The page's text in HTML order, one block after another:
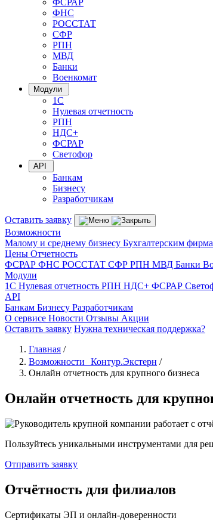
ФСРАР
ФНС
РОССТАТ
СФР
РПН
МВД
Банки
Военкомат
Модули
1С
Нулевая отчетность
РПН
НДС+
ФСРАР
Светофор
API
Банкам
Бизнесу
Разработчикам
Оставить заявку
Возможности
Малому и среднему бизнесу Бухгалтерским
Цены Отчетность
ФСРАР ФНС РОССТАТ СФР РПН МВД Банки
Модули
1С Нулевая отчетность РПН НДС+ ФСРАР
API
Банкам Бизнесу Разработчикам
О сервисе Новости Отзывы Акции
Оставить заявку Нужна техническая поддержка?
Главная /
Возможности Контур.Экстерн /
Онлайн отчетность для крупного бизнеса
Онлайн отчетность для
Пользуйтесь уникальными инструментами для
Отправить заявку
Отчётность для филиалов
Сертификаты ЭП и онлайн-доверенности